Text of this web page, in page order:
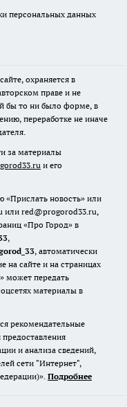
персональных данных
охраняется в
праве и не
бы то ни было форме, в
переработке не иначе
за материалы
и его
новость» или
или red@progorod33.ru,
«Про Город» в
,
, автоматически
на сайте и на страницах
может передать
материалы в
рекомендательные
и анализа сведений,
сети "Интернет",
Подробнее